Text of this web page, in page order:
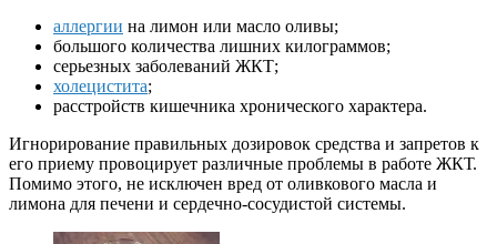
аллергии на лимон или масло оливы;
большого количества лишних килограммов;
серьезных заболеваний ЖКТ;
холецистита;
расстройств кишечника хронического характера.
Игнорирование правильных дозировок средства и запретов к
его приему провоцирует различные проблемы в работе ЖКТ.
Помимо этого, не исключен вред от оливкового масла и
лимона для печени и сердечно-сосудистой системы.